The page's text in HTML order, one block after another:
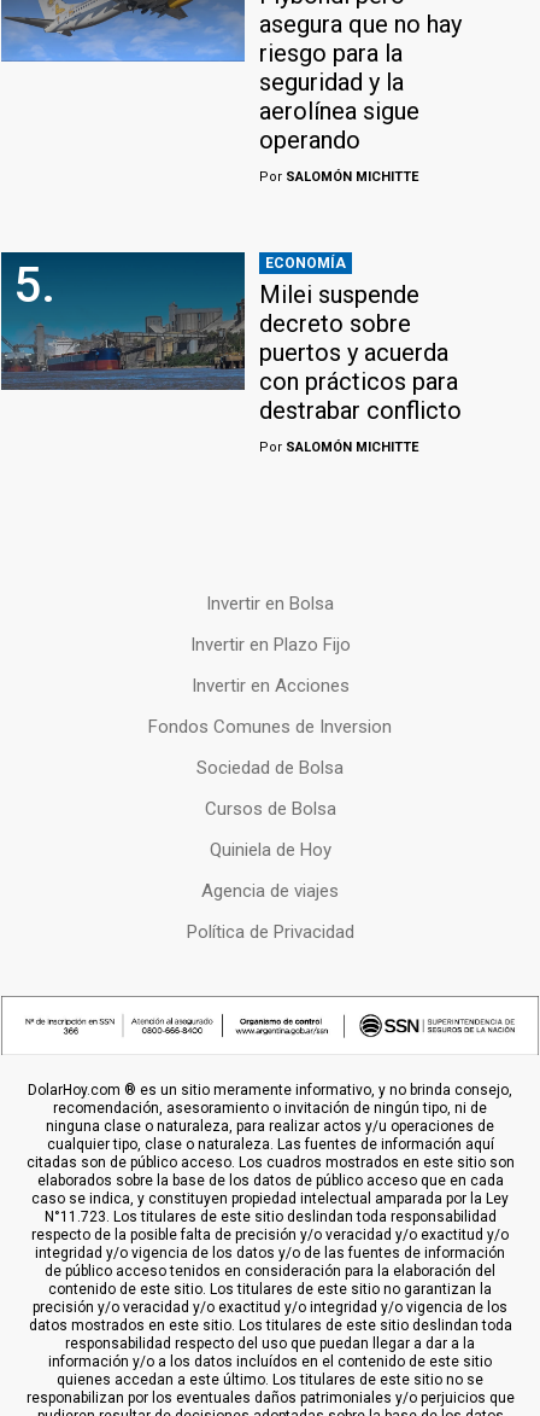
asegura que no hay
riesgo para la
seguridad y la
aerolínea sigue
operando
Por SALOMÓN MICHITTE
5. ECONOMÍA
Milei suspende
decreto sobre
puertos y acuerda
con prácticos para
destrabar conflicto
Por SALOMÓN MICHITTE
Invertir en Bolsa
Invertir en Plazo Fijo
Invertir en Acciones
Fondos Comunes de Inversion
Sociedad de Bolsa
Cursos de Bolsa
Quiniela de Hoy
Agencia de viajes
Política de Privacidad
DolarHoy.com ® es un sitio meramente informativo, y no brinda consejo,
recomendación, asesoramiento o invitación de ningún tipo, ni de
ninguna clase o naturaleza, para realizar actos y/u operaciones de
cualquier tipo, clase o naturaleza. Las fuentes de información aquí
citadas son de público acceso. Los cuadros mostrados en este sitio son
elaborados sobre la base de los datos de público acceso que en cada
caso se indica, y constituyen propiedad intelectual amparada por la Ley
N°11.723. Los titulares de este sitio deslindan toda responsabilidad
respecto de la posible falta de precisión y/o veracidad y/o exactitud y/o
integridad y/o vigencia de los datos y/o de las fuentes de información
de público acceso tenidos en consideración para la elaboración del
contenido de este sitio. Los titulares de este sitio no garantizan la
precisión y/o veracidad y/o exactitud y/o integridad y/o vigencia de los
datos mostrados en este sitio. Los titulares de este sitio deslindan toda
responsabilidad respecto del uso que puedan llegar a dar a la
información y/o a los datos incluídos en el contenido de este sitio
quienes accedan a este último. Los titulares de este sitio no se
responabilizan por los eventuales daños patrimoniales y/o perjuicios que